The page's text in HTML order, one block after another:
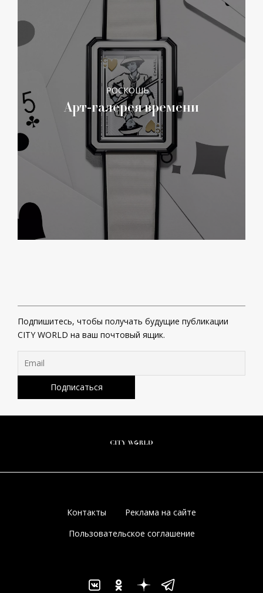
РОСКОШЬ
Арт-галерея времени
Подпишитесь, чтобы получать будущие публикации
CITY WORLD на ваш почтовый ящик.
Контакты
Реклама на сайте
Пользовательское соглашение